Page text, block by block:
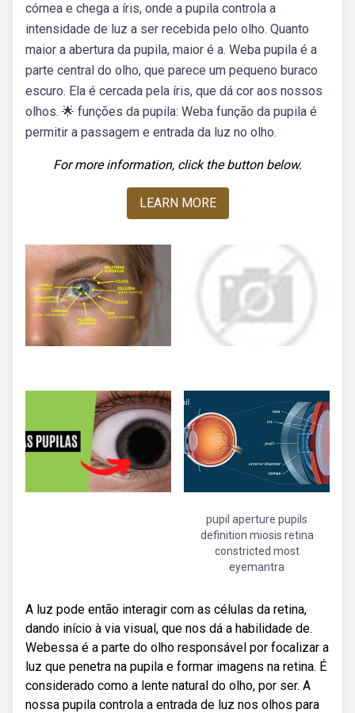
córnea e chega a íris, onde a pupila controla a
intensidade de luz a ser recebida pelo olho. Quanto
maior a abertura da pupila, maior é a. Weba pupila é a
parte central do olho, que parece um pequeno buraco
escuro. Ela é cercada pela íris, que dá cor aos nossos
olhos. 🌟 funções da pupila: Weba função da pupila é
permitir a passagem e entrada da luz no olho.
For more information, click the button below.
LEARN MORE
pupil aperture pupils
definition miosis retina
constricted most
eyemantra
A luz pode então interagir com as células da retina,
dando início à via visual, que nos dá a habilidade de.
Webessa é a parte do olho responsável por focalizar a
luz que penetra na pupila e formar imagens na retina. É
considerado como a lente natural do olho, por ser. A
nossa pupila controla a entrada de luz nos olhos para